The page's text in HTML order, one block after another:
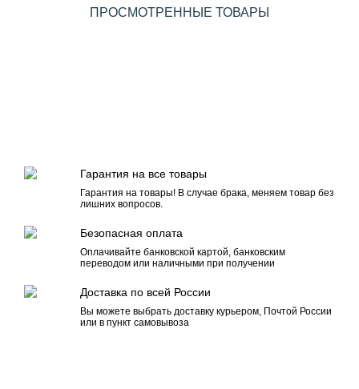
ПРОСМОТРЕННЫЕ ТОВАРЫ
Гарантия на все товары
Гарантия на товары! В случае брака, меняем товар без
лишних вопросов.
Безопасная оплата
Оплачивайте банковской картой, банковским
переводом или наличными при получении
Доставка по всей России
Вы можете выбрать доставку курьером, Почтой России
или в пункт самовывоза